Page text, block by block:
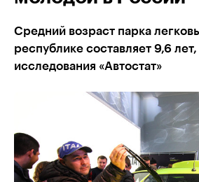
Средний возраст парка
республике составляет 9,6
исследования «Автостат»